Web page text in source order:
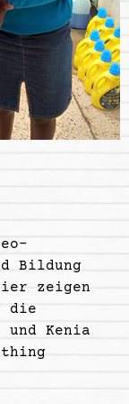
Bildung
zeigen
die
Kenia